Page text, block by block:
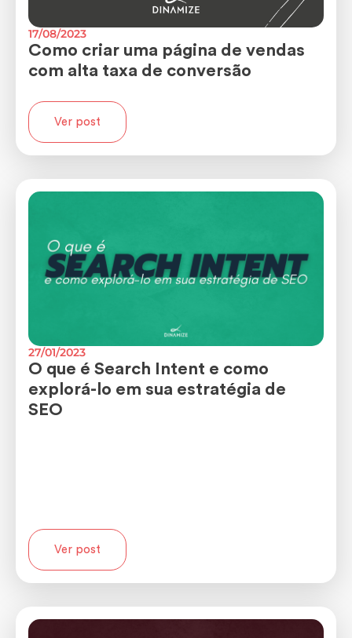
17/08/2023
Como criar uma página de vendas
com alta taxa de conversão
Ver post
27/01/2023
O que é Search Intent e como
explorá-lo em sua estratégia de
SEO
Ver post